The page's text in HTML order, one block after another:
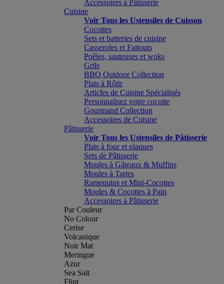
Accessoires à Pâtisserie
Cuisine
Voir Tous les Ustensiles de Cuisson
Cocottes
Sets et batteries de cuisine
Casseroles et Faitouts
Poêles, sauteuses et woks
Grils
BBQ Outdoor Collection
Plats à Rôtir
Articles de Cuisine Spécialisés
Personnalisez votre cocotte
Gourmand Collection
Accessoires de Cuisine
Pâtisserie
Voir Tous les Ustensiles de Pâtisserie
Plats à four et plaques
Sets de Pâtisserie
Moules à Gâteaux & Muffins
Moules à Tartes
Ramequins et Mini-Cocottes
Moules & Cocottes à Pain
Accessoires à Pâtisserie
Par Couleur
No Colour
Cerise
Volcanique
Noir Mat
Meringue
Azur
Sea Salt
Flint